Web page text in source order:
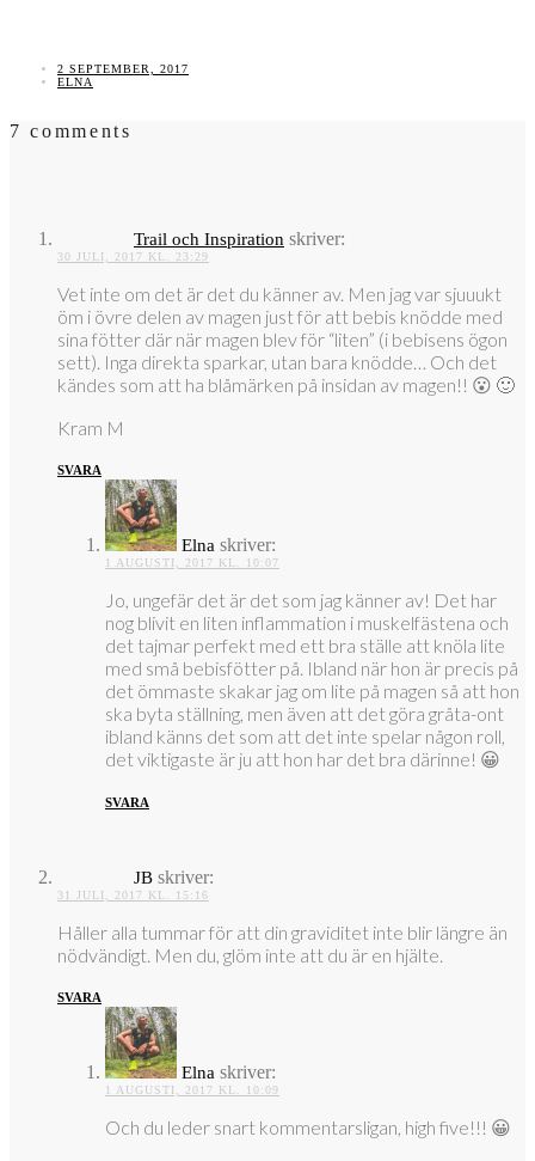
2 SEPTEMBER, 2017
ELNA
7 comments
Trail och Inspiration skriver:
30 JULI, 2017 KL. 23:29
Vet inte om det är det du känner av. Men jag var sjuuukt
öm i övre delen av magen just för att bebis knödde med
sina fötter där när magen blev för “liten” (i bebisens ögon
sett). Inga direkta sparkar, utan bara knödde… Och det
kändes som att ha blåmärken på insidan av magen!! 😮 🙂
Kram M
SVARA
Elna skriver:
1 AUGUSTI, 2017 KL. 10:07
Jo, ungefär det är det som jag känner av! Det har
nog blivit en liten inflammation i muskelfästena och
det tajmar perfekt med ett bra ställe att knöla lite
med små bebisfötter på. Ibland när hon är precis på
det ömmaste skakar jag om lite på magen så att hon
ska byta ställning, men även att det göra gråta-ont
ibland känns det som att det inte spelar någon roll,
det viktigaste är ju att hon har det bra därinne! 😀
SVARA
JB skriver:
31 JULI, 2017 KL. 15:16
Håller alla tummar för att din graviditet inte blir längre än
nödvändigt. Men du, glöm inte att du är en hjälte.
SVARA
Elna skriver:
1 AUGUSTI, 2017 KL. 10:09
Och du leder snart kommentarsligan, high five!!! 😀